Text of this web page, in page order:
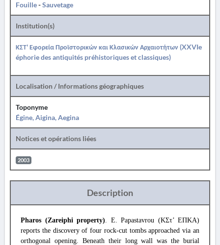
Fouille-Sauvetage
Institution(s)
ΚΣΤ' Εφορεία Προϊστορικών και Κλασικών Αρχαιοτήτων (XXVIe
éphorie des antiquités préhistoriques et classiques)
Localisation / Informations géographiques
Toponyme
Égine, Aigina, Aegina
Notices et opérations liées
2003
Description
Pharos (Zareiphi property). E. Papastavrou (ΚΣτ’ ΕΠΚΑ)
reports the discovery of four rock-cut tombs approached via an
orthogonal opening. Beneath their long wall was the burial